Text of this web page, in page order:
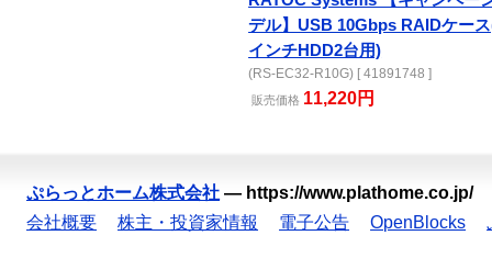
デル】USB 10Gbps RAIDケー
インチHDD2台用)
(RS-EC32-R10G) [ 41891748 ]
販売価格 11,220円
ぷらっとホーム株式会社 — https://www.plathome.co.jp/
会社概要
株主・投資家情報 電子公告 OpenBlocks